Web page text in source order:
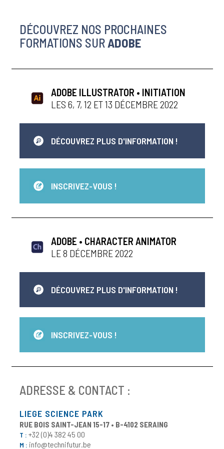
DÉCOUVREZ NOS PROCHAINES
FORMATIONS SURADOBE
ADOBE ILLUSTRATOR • INITIATION
LES 6, 7, 12 ET 13 DÉCEMBRE 2022
DÉCOUVREZ PLUS D'INFORMATION !
INSCRIVEZ-VOUS !
ADOBE • CHARACTER ANIMATOR
LE 8 DÉCEMBRE 2022
DÉCOUVREZ PLUS D'INFORMATION !
INSCRIVEZ-VOUS !
ADRESSE & CONTACT :
LIEGE SCIENCE PARK
RUE BOIS SAINT-JEAN 15-17 • B-4102 SERAING
T : +32 (0)4 382 45 00
M : info@technifutur.be